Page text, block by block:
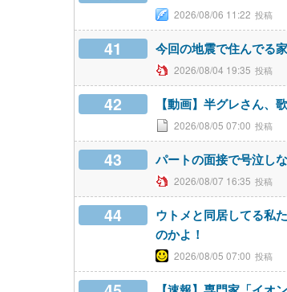
2026/08/06 11:22
41 今回の地震で住んでる
2026/08/04 19:35
42 【動画】半グレさん、
2026/08/05 07:00
43 パートの面接で号泣し
2026/08/07 16:35
44
ウトメと同居してる私
のかよ！
2026/08/05 07:00